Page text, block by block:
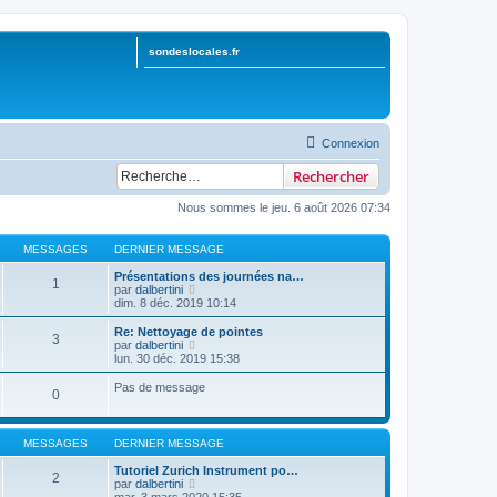
sondeslocales.fr
Connexion
Rechercher
Nous sommes le jeu. 6 août 2026 07:34
MESSAGES DERNIER MESSAGE
1
Présentations des journées na…
par dalbertini
o
i
r
e
r
i
e
r
m
e
dim. 8 déc. 2019 10:14
3
Re: Nettoyage de pointes
par dalbertini
o
i
r
d
e
r
n
e
lun. 30 déc. 2019 15:38
0 Pas de message
MESSAGES DERNIER MESSAGE
2
Tutoriel Zurich Instrument po…
par dalbertini